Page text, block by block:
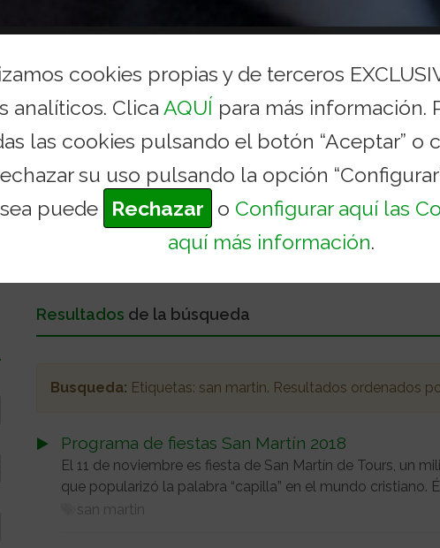
cookies propias y de terceros
analíticos. Clica AQUÍ para más información.
las cookies pulsando el botón “Aceptar” o
su uso pulsando la opción
puede
Rechazar o Configurar aquí las
aquí más información.
Resultados de la búsqueda
Busqueda: Etiquetas: san martin. Resultados ordenados
Programa de fiestas San Martín 2018
El 11 de noviembre es fiesta de San Martín de Tours, un
que popularizó la palabra “capilla” en el mundo cristiano.
san martin